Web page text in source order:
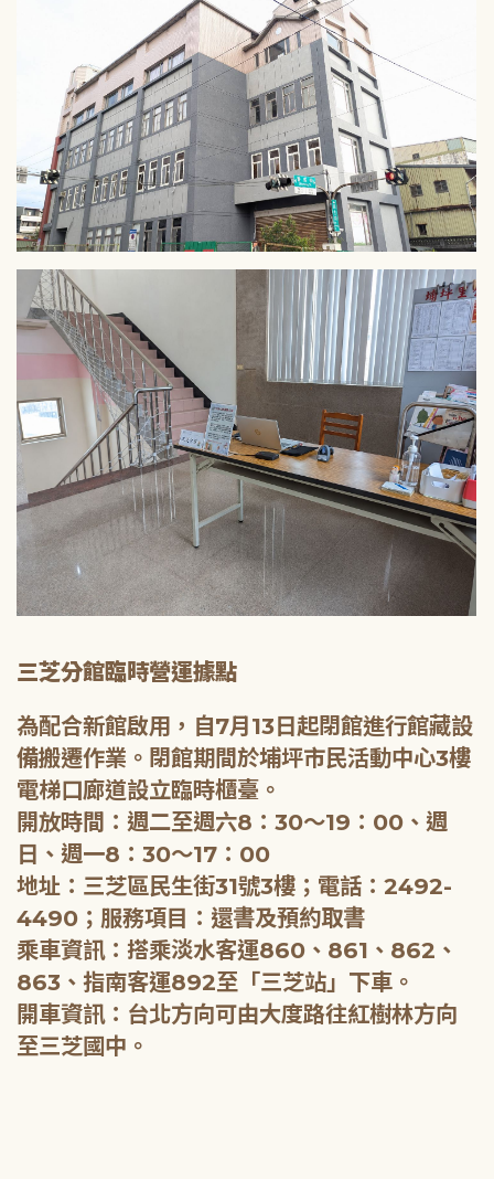
三芝分館臨時營運據點
為配合新館啟用，自7月13日起閉館進行館藏設
備搬遷作業。閉館期間於埔坪市民活動中心3樓
電梯口廊道設立臨時櫃臺。
開放時間：週二至週六8：30～19：00、週
日、週一8：30～17：00
地址：三芝區民生街31號3樓；電話：2492-
4490；服務項目：還書及預約取書
乘車資訊：搭乘淡水客運860、861、862、
863、指南客運892至「三芝站」下車。
開車資訊：台北方向可由大度路往紅樹林方向
至三芝國中。